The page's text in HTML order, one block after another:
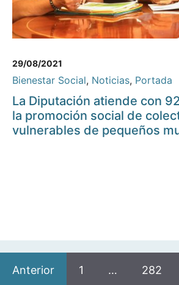
29/08/2021
Bienestar Social, Noticias, Portada
La Diputación atiende con
la promoción social de
vulnerables de pequeños
Anterior 1 … 282